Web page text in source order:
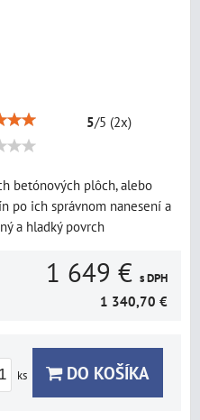
5/5 (2x)
betónových plôch, alebo
po ich správnom nanesení a
a hladký povrch
1 649 € s DPH
1 340,70 €
ks DO KOŠÍKA